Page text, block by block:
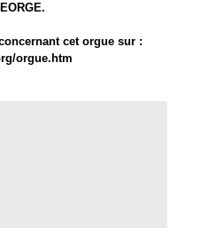
cet orgue sur :
orgue.htm